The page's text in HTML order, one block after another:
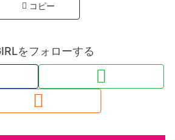
コピー
をフォローする